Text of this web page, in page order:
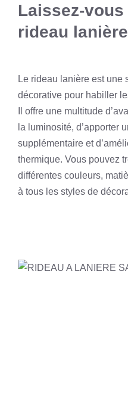
Laissez-
rideau lanière
Le rideau lanière est une
décorative pour habiller
Il offre une multitude
la luminosité, d’apporter
supplémentaire et
thermique. Vous pouvez
différentes couleurs,
à tous les styles de